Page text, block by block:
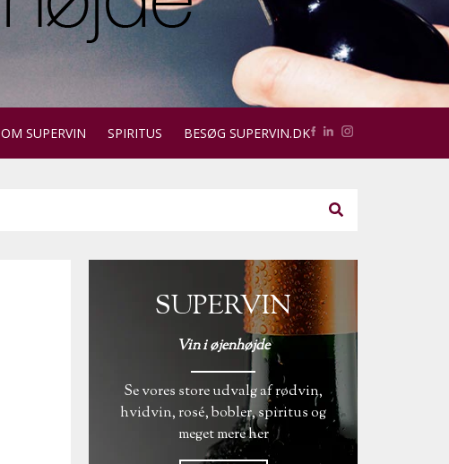
OM SUPERVIN SPIRITUS BESØG SUPERVIN.DK
SUPERVIN
Vin i øjenhøjde
Se vores store udvalg af rødvin,
hvidvin, rosé, bobler, spiritus og
meget mere her